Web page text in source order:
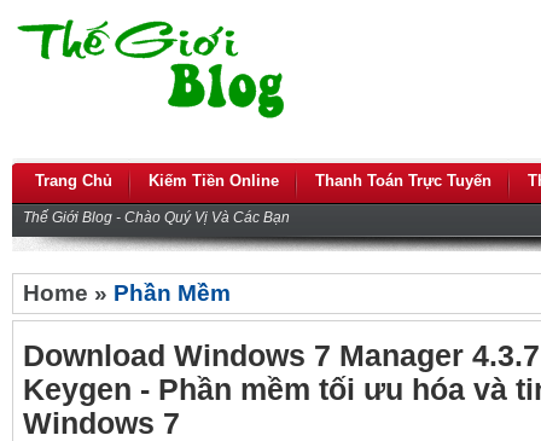
Trang Chủ Kiếm Tiền Online Thanh Toán Trực Tuyến
Thế Giới Blog - Chào Quý Vị Và Các Bạn
Home » Phần Mềm
Download Windows 7 Manager
Keygen - Phần mềm tối ưu hóa và
Windows 7